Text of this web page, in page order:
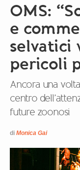
OMS:
e
selvatici
pericoli
Ancora una
centro
future zoonosi
di Monica Gai